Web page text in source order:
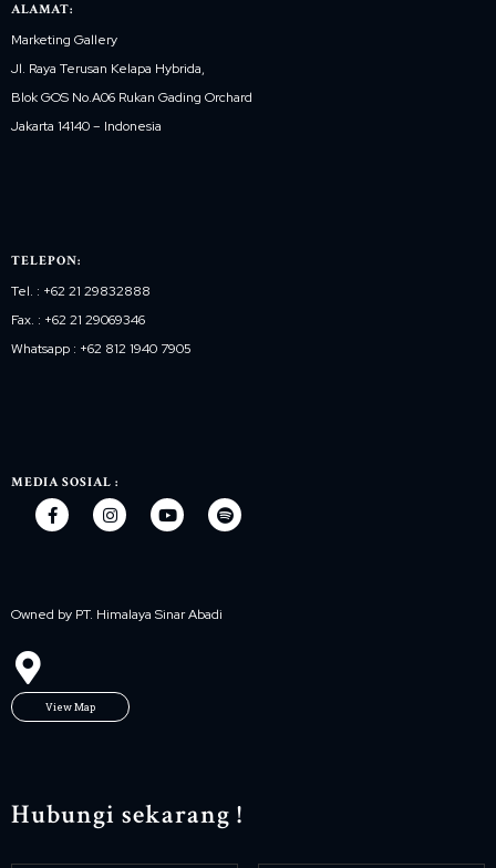
ALAMAT:
Marketing Gallery
Jl. Raya Terusan Kelapa Hybrida,
Blok GOS No.A06 Rukan Gading Orchard
Jakarta 14140 – Indonesia
TELEPON:
Tel. : +62 21 29832888
Fax. : +62 21 29069346
Whatsapp : +62 812 1940 7905
MEDIA SOSIAL :
Owned by PT. Himalaya Sinar Abadi
View Map
Hubungi sekarang !